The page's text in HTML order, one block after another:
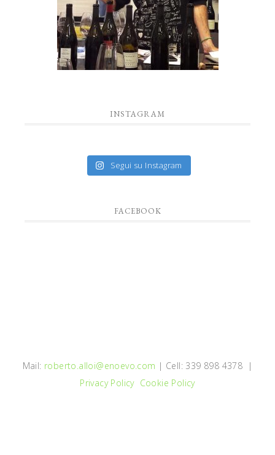
INSTAGRAM
Segui su Instagram
FACEBOOK
Mail: roberto.alloi@enoevo.com | Cell: 339 898 4378 |
Privacy Policy Cookie Policy